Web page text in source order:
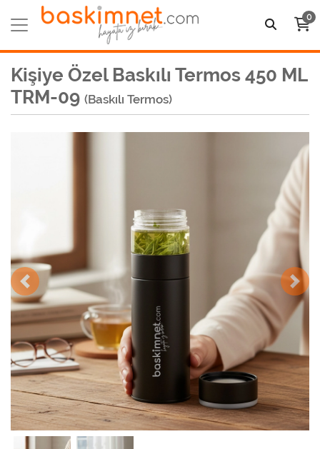
0
Kişiye Özel Baskılı Termos 450 ML
TRM-09 (Baskılı Termos)